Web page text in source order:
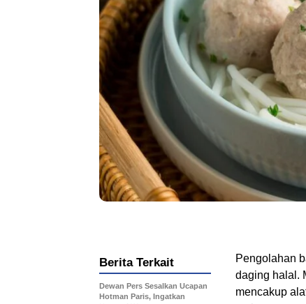
Pengolahan
daging halal.
mencakup
Berita Terkait
Dewan Pers Sesalkan Ucapan
Hotman Paris, Ingatkan